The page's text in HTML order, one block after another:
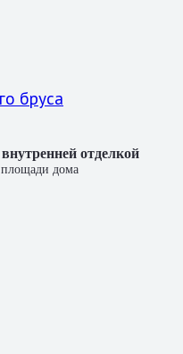
бруса
отделкой
площади дома